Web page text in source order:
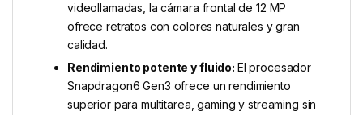
videollamadas, la cámara frontal de 12 MP
ofrece retratos con colores naturales y gran
calidad.
Rendimiento potente y fluido: El procesador
Snapdragon6 Gen3 ofrece un rendimiento
superior para multitarea, gaming y streaming sin